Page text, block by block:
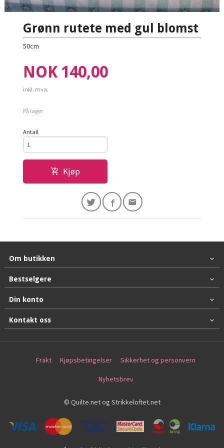
Grønn rutete med gul blomst
50cm
Pris
NOK 140,00
inkl. mva.
På lager
Antall
Kjøp
Om butikken
Bestselgere
Din konto
Kontakt oss
Frakt Kjøpsbetingelser Sikkerhet og personvern
Nyhetsbrev
© Quilte.net og Strikkeloftet.net